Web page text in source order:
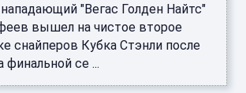
"Вегас Голден Найтс"
вышел на чистое второе
снайперов Кубка Стэнли после
финальной се ...